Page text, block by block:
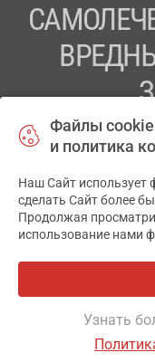
ПЕРЕД
ТОВ «АПТЕКА
Файлы cookie
и политика
Наш Сайт использует
сделать Сайт более
Продолжая
использование нами
Узнать